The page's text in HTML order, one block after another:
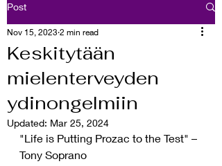
Post
Keskitytään
mielenterveyden
ydinongelmiin
Nov 15, 2023 2 min read
Updated: Mar 25, 2024
"Life is Putting Prozac to the Test" –
Tony Soprano